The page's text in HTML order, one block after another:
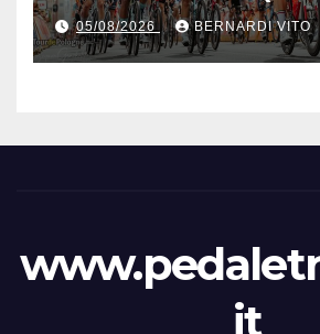
Vince la terza tappa
seguito e in maglia
all’83° Giro di
05/08/2026 BERNARDI VITO
it